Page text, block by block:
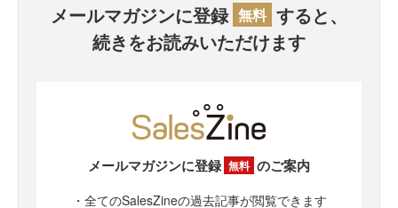
メールマガジンに登録 無料 すると、
続きをお読みいただけます
メールマガジンに登録 無料 のご案内
・全てのSalesZineの過去記事が閲覧できます